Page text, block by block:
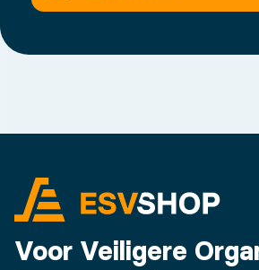
Voor Veiligere